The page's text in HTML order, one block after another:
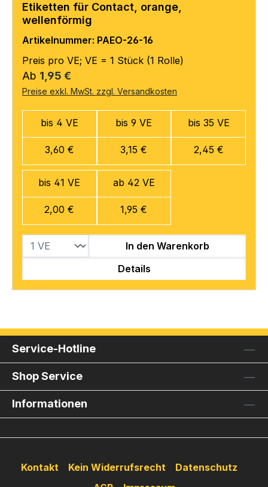
Etiketten für Contact, orange,
wellenförmig
Artikelnummer: PAEO-26-16
Preis pro VE; VE = 1 Stück (1 Rolle)
Regulärer Preis:
Ab 1,95 €
Preise exkl. MwSt. zzgl. Versandkosten
bis 4 VE
3,60 €
bis 9 VE
3,15 €
bis 35 VE
2,45 €
bis 41 VE
2,00 €
ab 42 VE
1,95 €
In den Warenkorb
Details
Service-Hotline
Shop Service
Informationen
Kontakt Kein Widerrufsrecht
Datenschutz